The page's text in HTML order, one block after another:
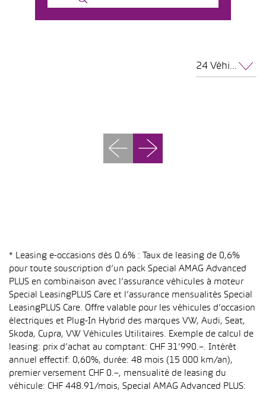
24 Véhicules par page
* Leasing e-occasions dès 0.6% : Taux de leasing de 0,6%
pour toute souscription d’un pack Special AMAG Advanced
PLUS en combinaison avec l’assurance véhicules à moteur
Special LeasingPLUS Care et l’assurance mensualités Special
LeasingPLUS Care. Offre valable pour les véhicules d’occasion
électriques et Plug-In Hybrid des marques VW, Audi, Seat,
Skoda, Cupra, VW Véhicules Utilitaires. Exemple de calcul de
leasing: prix d’achat au comptant: CHF 31’990.–. Intérêt
annuel effectif: 0,60%, durée: 48 mois (15 000 km/an),
premier versement CHF 0.–, mensualité de leasing du
véhicule: CHF 448.91/mois, Special AMAG Advanced PLUS: